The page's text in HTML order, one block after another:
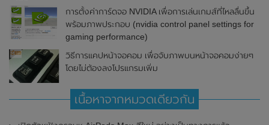
การตั้งค่าการ์ดจอ NVIDIA เพื่อการเล่นเกมส์ที่ไหลลื่นขึ้น
พร้อมภาพประกอบ (nvidia control panel settings for
gaming performance)
วิธีการแคปหน้าจอคอม เพื่อจับภาพบนหน้าจอคอมง่ายๆ
โดยไม่ต้องลงโปรแกรมเพิ่ม
เนื้อหาจากหมวดเดียวกัน